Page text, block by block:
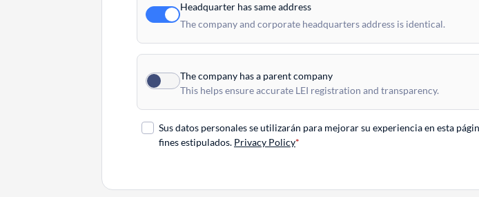
Headquarter has same address
The company and corporate headquarters address is identical.
The company has a parent company
This helps ensure accurate LEI registration and transparency.
Sus datos personales se utilizarán para mejorar su experiencia en esta
fines estipulados. Privacy Policy